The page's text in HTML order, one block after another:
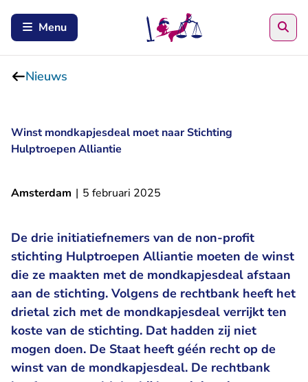
Menu
Nieuws
Winst mondkapjesdeal moet naar Stichting
Hulptroepen Alliantie
Amsterdam | 5 februari 2025
De drie initiatiefnemers van de non-profit
stichting Hulptroepen Alliantie moeten de winst
die ze maakten met de mondkapjesdeal afstaan
aan de stichting. Volgens de rechtbank heeft het
drietal zich met de mondkapjesdeal verrijkt ten
koste van de stichting. Dat hadden zij niet
mogen doen. De Staat heeft géén recht op de
winst van de mondkapjesdeal. De rechtbank